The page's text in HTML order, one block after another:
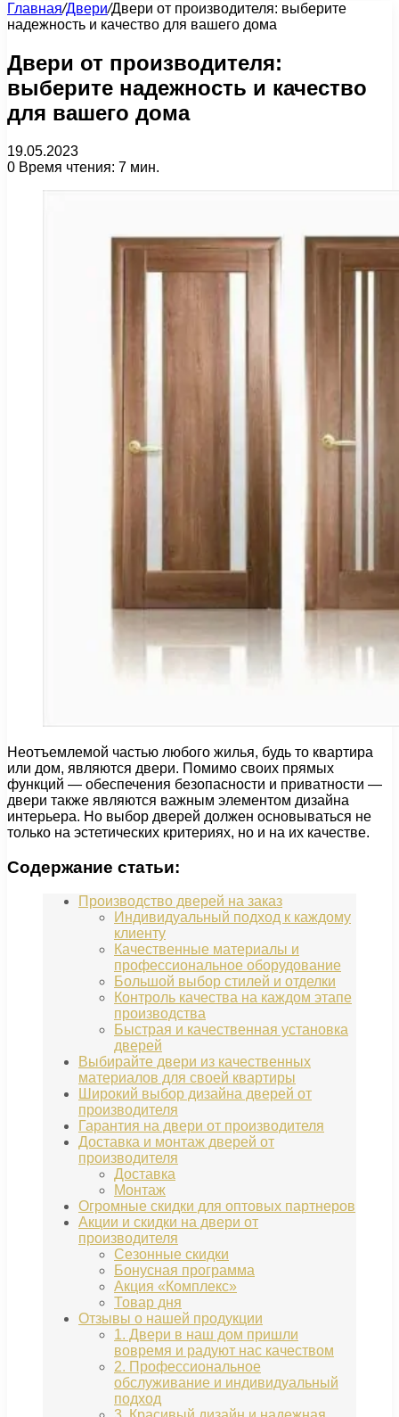
Главная/Двери/Двери от производителя: выберите
надежность и качество для вашего дома
Двери от производителя:
выберите надежность и качество
для вашего дома
19.05.2023
0 Время чтения: 7 мин.
Неотъемлемой частью любого жилья, будь то квартира
или дом, являются двери. Помимо своих прямых
функций — обеспечения безопасности и приватности —
двери также являются важным элементом дизайна
интерьера. Но выбор дверей должен основываться не
только на эстетических критериях, но и на их качестве.
Содержание статьи:
Производство дверей на заказ
Индивидуальный подход к каждому
клиенту
Качественные материалы и
профессиональное оборудование
Большой выбор стилей и отделки
Контроль качества на каждом этапе
производства
Быстрая и качественная установка
дверей
Выбирайте двери из качественных
материалов для своей квартиры
Широкий выбор дизайна дверей от
производителя
Гарантия на двери от производителя
Доставка и монтаж дверей от
производителя
Доставка
Монтаж
Огромные скидки для оптовых партнеров
Акции и скидки на двери от
производителя
Сезонные скидки
Бонусная программа
Акция «Комплекс»
Товар дня
Отзывы о нашей продукции
1. Двери в наш дом пришли
вовремя и радуют нас качеством
2. Профессиональное
обслуживание и индивидуальный
подход